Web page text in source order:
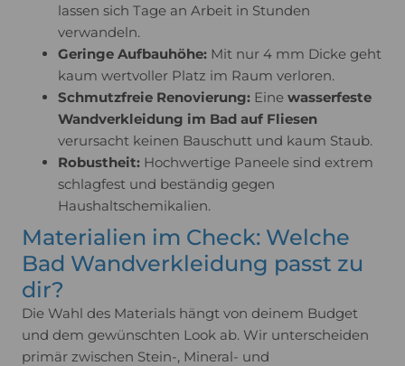
lassen sich Tage an Arbeit in Stunden
verwandeln.
Geringe Aufbauhöhe: Mit nur 4 mm Dicke geht
kaum wertvoller Platz im Raum verloren.
Schmutzfreie Renovierung: Eine wasserfeste
Wandverkleidung im Bad auf Fliesen
verursacht keinen Bauschutt und kaum Staub.
Robustheit: Hochwertige Paneele sind extrem
schlagfest und beständig gegen
Haushaltschemikalien.
Materialien im Check: Welche
Bad Wandverkleidung passt zu
dir?
Die Wahl des Materials hängt von deinem Budget
und dem gewünschten Look ab. Wir unterscheiden
primär zwischen Stein-, Mineral- und